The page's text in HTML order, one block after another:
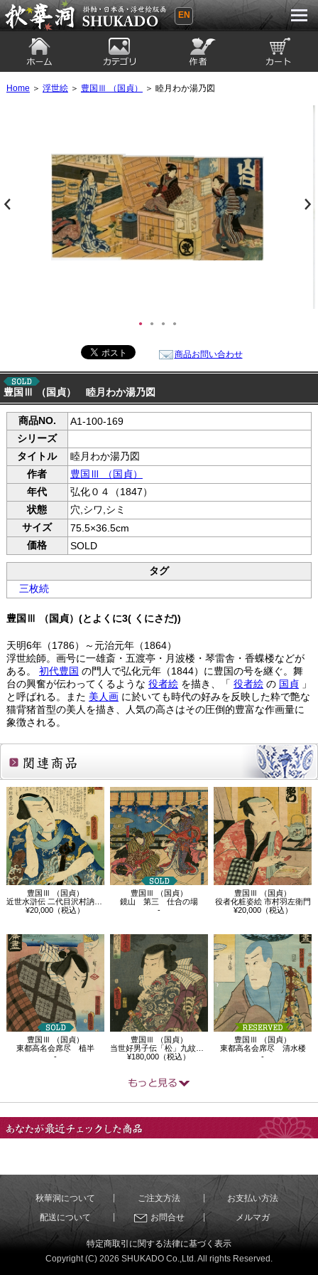
秋華洞 SHUKADO 掛軸・日本画・浮世
EN
Home ＞ 浮世絵＞ 豊国Ⅲ （国貞） ＞ 睦月わか湯乃図
● ● ● ●
商品お問い合わせ
豊国Ⅲ （国貞） 睦月わか湯乃図
商品NO.
A1-100-169
シリーズ
タイトル
睦月わか湯乃図
作者
豊国Ⅲ （国貞）
年代
弘化０４（1847）
状態
穴,シワ,シミ
サイズ
75.5×36.5cm
価格
SOLD
タグ
三枚続
豊国Ⅲ （国貞）(とよくに3( くにさだ))
天明6年（1786）～元治元年（1864）
浮世絵師。画号に一雄斎・五渡亭・月波楼・琴雷舎・香蝶楼などが
ある。 初代豊国 の門人で弘化元年（1844）に豊国の号を継ぐ。舞
台の興奮が伝わってくるような 役者絵を描き、「 役者絵の 国貞」
と呼ばれる。また 美人画に於いても時代の好みを反映した粋で艶な
猫背猪首型の美人を描き、人気の高さはその圧倒的豊富な作画量に
象徴される。
関連商品
豊国Ⅲ （国貞）
近世水滸伝 二代目沢村訥升 井岡の捨五郎
¥20,000（税込）
豊国Ⅲ （国貞）
鏡山 第三 仕合の場
-
豊国Ⅲ （国貞）
役者化粧姿絵 市村羽左衛門
¥20,000（税込）
豊国Ⅲ （国貞）
東都高名会席尽 植半
-
豊国Ⅲ （国貞）
当世好男子伝「松」九紋竜支進に比すのざ…
¥180,000（税込）
豊国Ⅲ （国貞）
東都高名会席尽 清水楼
-
秋華洞について ご注文方法
お支払い方法
配送について
お問合せ メルマガ
特定商取引に関する法律に基づく表示
Copyright (C) 2026 SHUKADO Co.,Ltd. All rights Reserved.